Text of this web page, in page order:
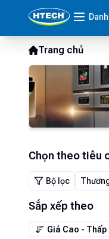
Trang chủ
Chọn theo tiêu
Bộ lọc
Sắp xếp theo
Giá Cao - Thấp